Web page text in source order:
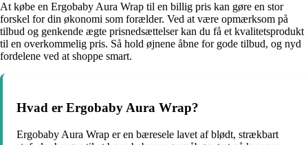
At købe en Ergobaby Aura Wrap til en billig pris kan gøre en stor
forskel for din økonomi som forælder. Ved at være opmærksom på
tilbud og genkende ægte prisnedsættelser kan du få et kvalitetsprodukt
til en overkommelig pris. Så hold øjnene åbne for gode tilbud, og nyd
fordelene ved at shoppe smart.
Hvad er Ergobaby Aura Wrap?
Ergobaby Aura Wrap er en bæresele lavet af blødt, strækbart